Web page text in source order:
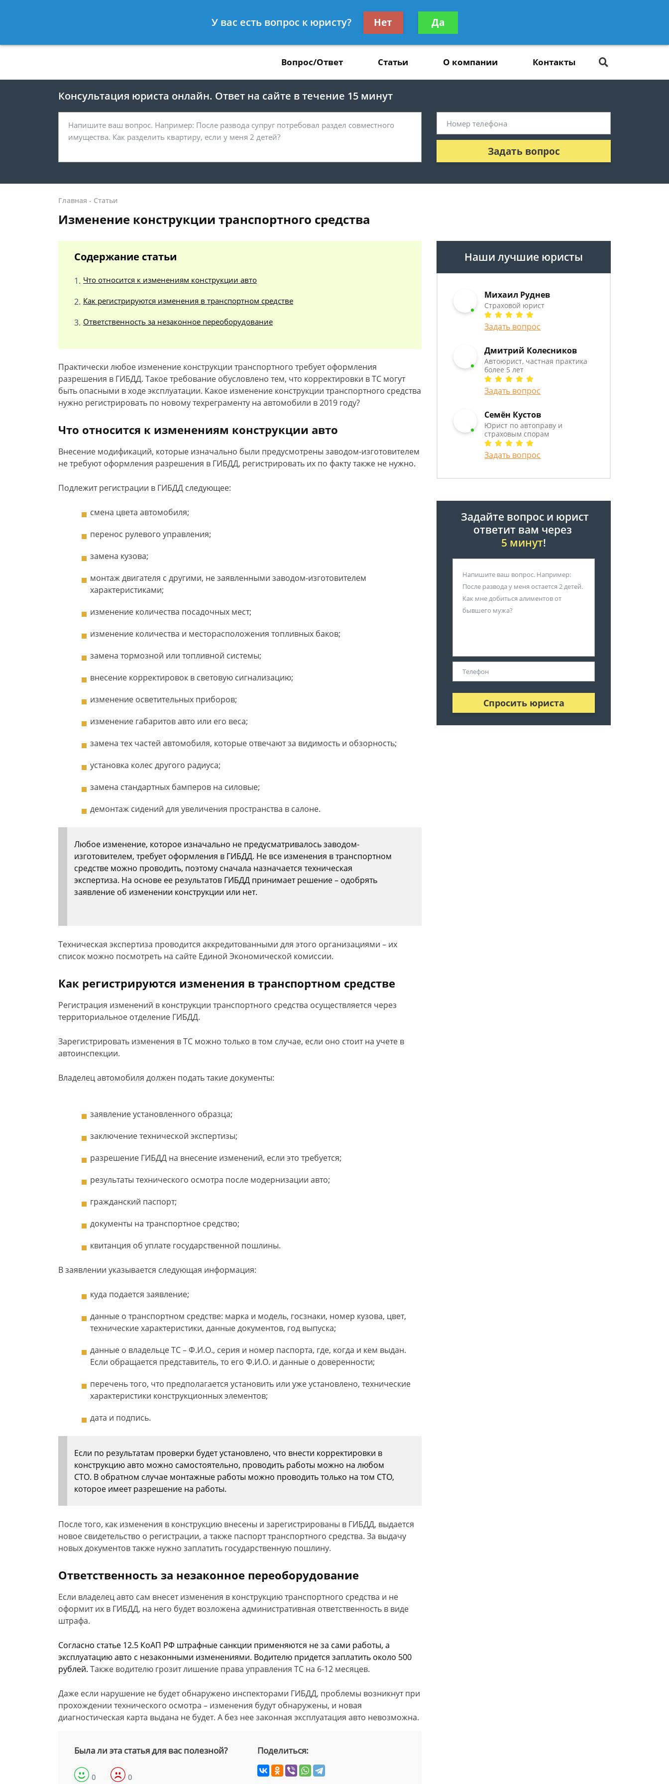
8 812 467-39-37
Получите консультацию
бесплатно
Вопрос/Ответ Статьи О компании Контакты
Консультация юриста онлайн. Ответ на сайте в течение 15 минут
Задать вопрос
Главная - Статьи
Изменение конструкции транспортного средства
Содержание статьи
Что относится к изменениям конструкции авто
Как регистрируются изменения в транспортном средстве
Ответственность за незаконное переоборудование
Практически любое изменение конструкции транспортного требует оформления
разрешения в ГИБДД. Такое требование обусловлено тем, что корректировки в ТС могут
быть опасными в ходе эксплуатации. Какое изменение конструкции транспортного средства
нужно регистрировать по новому техреграменту на автомобили в 2019 году?
Что относится к изменениям конструкции авто
Внесение модификаций, которые изначально были предусмотрены заводом-изготовителем
не требуют оформления разрешения в ГИБДД, регистрировать их по факту также не нужно.
Подлежит регистрации в ГИБДД следующее:
смена цвета автомобиля;
перенос рулевого управления;
замена кузова;
монтаж двигателя с другими, не заявленными заводом-изготовителем
характеристиками;
изменение количества посадочных мест;
изменение количества и месторасположения топливных баков;
замена тормозной или топливной системы;
внесение корректировок в световую сигнализацию;
изменение осветительных приборов;
изменение габаритов авто или его веса;
замена тех частей автомобиля, которые отвечают за видимость и обзорность;
установка колес другого радиуса;
замена стандартных бамперов на силовые;
демонтаж сидений для увеличения пространства в салоне.
Любое изменение, которое изначально не предусматривалось заводом-
изготовителем, требует оформления в ГИБДД. Не все изменения в транспортном
средстве можно проводить, поэтому сначала назначается техническая
экспертиза. На основе ее результатов ГИБДД принимает решение – одобрять
заявление об изменении конструкции или нет.
Техническая экспертиза проводится аккредитованными для этого организациями – их
список можно посмотреть на сайте Единой Экономической комиссии.
Как регистрируются изменения в транспортном средстве
Регистрация изменений в конструкции транспортного средства осуществляется через
территориальное отделение ГИБДД.
Зарегистрировать изменения в ТС можно только в том случае, если оно стоит на учете в
автоинспекции.
Владелец автомобиля должен подать такие документы:
заявление установленного образца;
заключение технической экспертизы;
разрешение ГИБДД на внесение изменений, если это требуется;
результаты технического осмотра после модернизации авто;
гражданский паспорт;
документы на транспортное средство;
квитанция об уплате государственной пошлины.
В заявлении указывается следующая информация:
куда подается заявление;
данные о транспортном средстве: марка и модель, госзнаки, номер кузова, цвет,
технические характеристики, данные документов, год выпуска;
данные о владельце ТС – Ф.И.О., серия и номер паспорта, где, когда и кем выдан.
Если обращается представитель, то его Ф.И.О. и данные о доверенности;
перечень того, что предполагается установить или уже установлено, технические
характеристики конструкционных элементов;
дата и подпись.
Если по результатам проверки будет установлено, что внести корректировки в
конструкцию авто можно самостоятельно, проводить работы можно на любом
СТО. В обратном случае монтажные работы можно проводить только на том СТО,
которое имеет разрешение на работы.
После того, как изменения в конструкцию внесены и зарегистрированы в ГИБДД, выдается
новое свидетельство о регистрации, а также паспорт транспортного средства. За выдачу
новых документов также нужно заплатить государственную пошлину.
Ответственность за незаконное переоборудование
Если владелец авто сам внесет изменения в конструкцию транспортного средства и не
оформит их в ГИБДД, на него будет возложена административная ответственность в виде
штрафа.
Согласно статье 12.5 КоАП РФ штрафные санкции применяются не за сами работы, а
эксплуатацию авто с незаконными изменениями. Водителю придется заплатить около 500
рублей. Также водителю грозит лишение права управления ТС на 6-12 месяцев.
Даже если нарушение не будет обнаружено инспекторами ГИБДД, проблемы возникнут при
прохождении технического осмотра – изменения будут обнаружены, и новая
диагностическая карта выдана не будет. А без нее законная эксплуатация авто невозможна.
Была ли эта статья для вас полезной?
0 0
Поделиться:
Наши лучшие юристы
Михаил Руднев
Страховой юрист
Задать вопрос
Дмитрий Колесников
Автоюрист, частная практика
более 5 лет
Задать вопрос
Семён Кустов
Юрист по автоправу и
страховым спорам
Задать вопрос
Задайте вопрос и юрист
ответит вам через
5 минут!
Спросить юриста
У вас есть вопрос к юристу? Нет Да